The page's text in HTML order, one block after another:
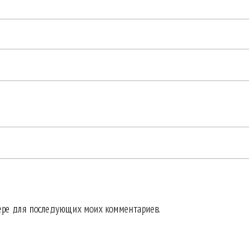
для последующих моих комментариев.